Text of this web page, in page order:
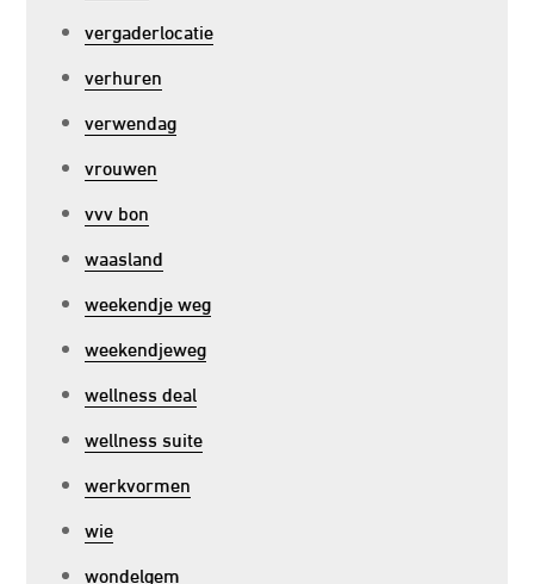
vergaderlocatie
verhuren
verwendag
vrouwen
vvv bon
waasland
weekendje weg
weekendjeweg
wellness deal
wellness suite
werkvormen
wie
wondelgem